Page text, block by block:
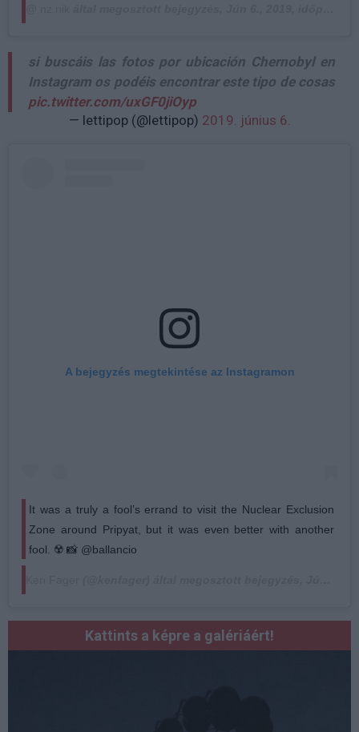
si buscáis las fotos por ubicación Chernobyl en
Instagram os podéis encontrar este tipo de cosas
pic.twitter.com/uxGF0jiOyp
— lettipop (@lettipop) 2019. június 6.
A bejegyzés megtekintése az Instagramon
It was a truly a fool’s errand to visit the Nuclear Exclusion
Zone around Pripyat, but it was even better with another
fool. ☢️ 📸 @ballancio
Kattints a képre a galériáért!